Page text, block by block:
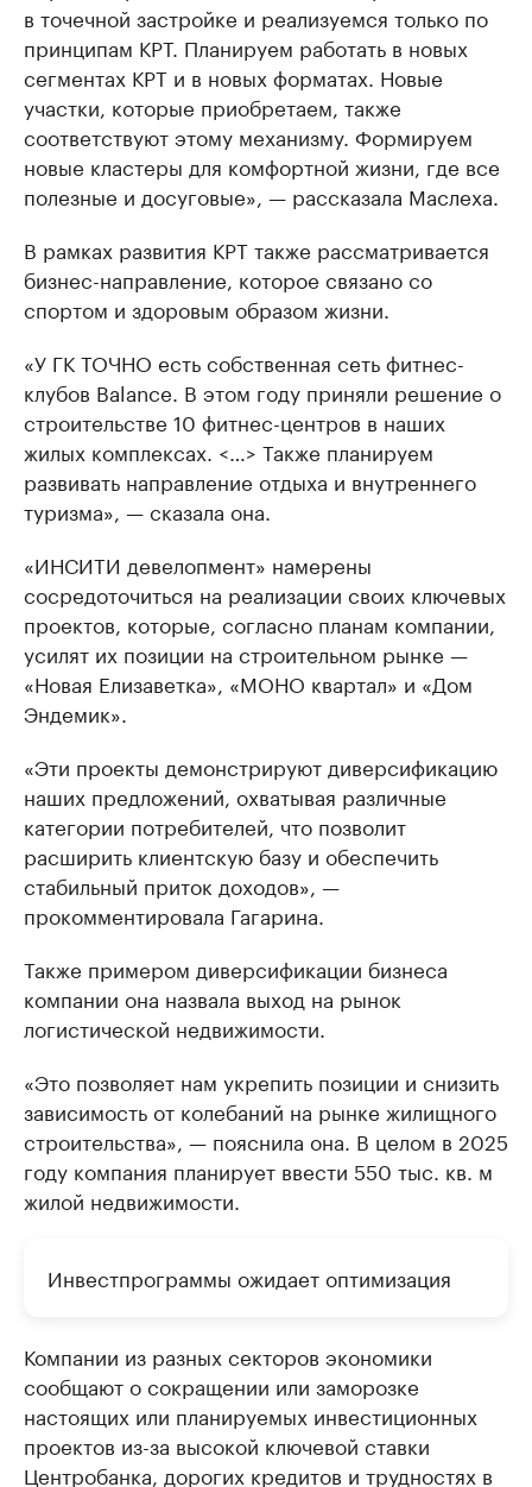
в точечной застройке и реализуемся только по
принципам КРТ. Планируем работать в новых
сегментах КРТ и в новых форматах. Новые
участки, которые приобретаем, также
соответствуют этому механизму. Формируем
новые кластеры для комфортной жизни, где все
полезные и досуговые», — рассказала Маслеха.
В рамках развития КРТ также рассматривается
бизнес-направление, которое связано со
спортом и здоровым образом жизни.
«У ГК ТОЧНО есть собственная сеть фитнес-
клубов Balance. В этом году приняли решение о
строительстве 10 фитнес-центров в наших
жилых комплексах. <…> Также планируем
развивать направление отдыха и внутреннего
туризма», — сказала она.
«ИНСИТИ девелопмент» намерены
сосредоточиться на реализации своих ключевых
проектов, которые, согласно планам компании,
усилят их позиции на строительном рынке —
«Новая Елизаветка», «МОНО квартал» и «Дом
Эндемик».
«Эти проекты демонстрируют диверсификацию
наших предложений, охватывая различные
категории потребителей, что позволит
расширить клиентскую базу и обеспечить
стабильный приток доходов», —
прокомментировала Гагарина.
Также примером диверсификации бизнеса
компании она назвала выход на рынок
логистической недвижимости.
«Это позволяет нам укрепить позиции и снизить
зависимость от колебаний на рынке жилищного
строительства», — пояснила она. В целом в 2025
году компания планирует ввести 550 тыс. кв. м
жилой недвижимости.
Инвестпрограммы ожидает оптимизация
Компании из разных секторов экономики
сообщают о сокращении или заморозке
настоящих или планируемых инвестиционных
проектов из-за высокой ключевой ставки
Центробанка, дорогих кредитов и трудностях в